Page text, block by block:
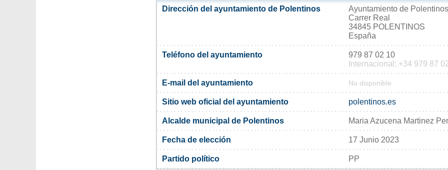
Dirección del ayuntamiento de Polentinos
Ayuntamiento de Polentinos
Carrer Real
34845 POLENTINOS
España
Teléfono del ayuntamiento
979 87 02 10
Internacional: +34 979 87
E-mail del ayuntamiento No disponible
Sitio web oficial del ayuntamiento polentinos.es
Alcalde municipal de Polentinos Maria Azucena Martinez
Fecha de elección 17 Junio 2023
Partido político PP